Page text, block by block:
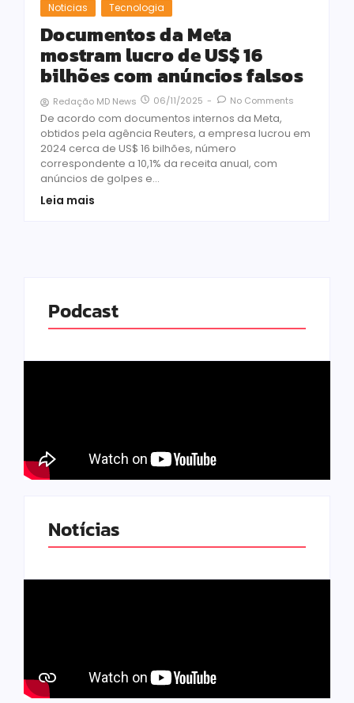
Noticias Tecnologia
Documentos da Meta
mostram lucro de US$ 16
bilhões com anúncios falsos
Redação MD News 06/11/2025 - No Comments
De acordo com documentos internos da Meta,
obtidos pela agência Reuters, a empresa lucrou em
2024 cerca de US$ 16 bilhões, número
correspondente a 10,1% da receita anual, com
anúncios de golpes e...
Leia mais
Podcast
Notícias